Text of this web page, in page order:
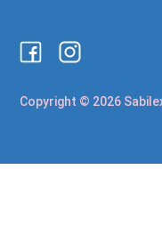
Copyright © 2026